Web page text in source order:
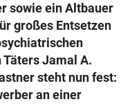
sowie ein Altbauer
großes Entsetzen
Jamal A.
steht nun fest:
an einer